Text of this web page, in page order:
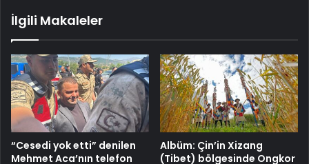
İlgili Makaleler
“Cesedi yok etti” denilen
Mehmet Aca’nın telefon
Albüm: Çin’in Xizang
(Tibet) bölgesinde Ongkor